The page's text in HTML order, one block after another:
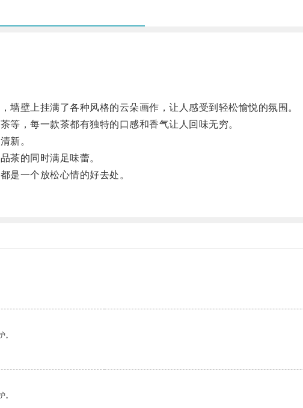
壁上挂满了各种风格的云朵画作，让人感受到轻松愉悦的氛围。
，每一款茶都有独特的口感和香气让人回味无穷。
新。
的同时满足味蕾。
一个放松心情的好去处。
。
。